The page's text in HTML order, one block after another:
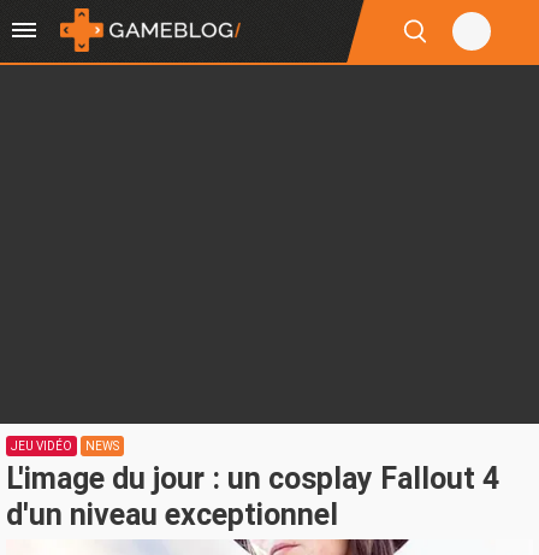
JEU VIDÉO NEWS
L'image du jour : un cosplay Fallout 4
d'un niveau exceptionnel